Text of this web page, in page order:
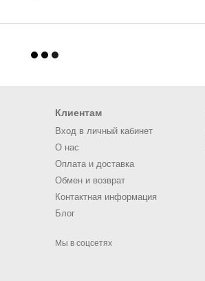
Клиентам
Вход в личный кабинет
О нас
Оплата и доставка
Обмен и возврат
Контактная информация
Блог
Мы в соцсетях